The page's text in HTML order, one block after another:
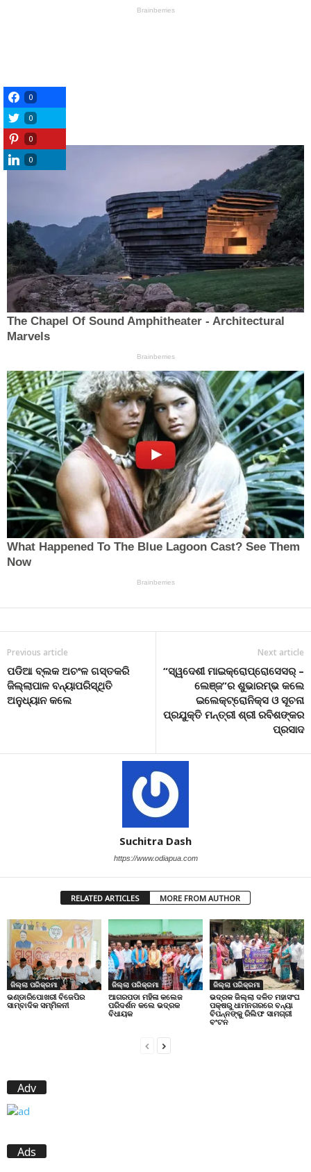
Previous article
ପଡିଆ ବ୍ଲକ ଅଚଂଳ ଗସ୍ତକରି
ଜିଲ୍ଲାପାଳ ବନ୍ୟାପରିସ୍ଥିତି
ଅନୁଧ୍ୟାନ କଲେ
Next article
“ସ୍ୱଦେଶୀ ମାଇକ୍ରୋପ୍ରୋସେସର୍‌ –
ଲେଞ୍ଜ”ର ଶୁଭାରମ୍ଭ କଲେ
ଇଲେକ୍ଟ୍ରୋନିକ୍ସ ଓ ସୂଚନା
ପ୍ରଯୁକ୍ତି ମନ୍ତ୍ରୀ ଶ୍ରୀ ରବିଶଙ୍କର
ପ୍ରସାଦ
Suchitra Dash
https://www.odiapua.com
RELATED ARTICLES MORE FROM AUTHOR
ଜିଲ୍ଲା ପରିକ୍ରମା
ଭଣ୍ଡାରିପୋଖରୀ ବିଜେପିର
ସାମ୍ବାଦିକ ସମ୍ମିଳନୀ
ଜିଲ୍ଲା ପରିକ୍ରମା
ଆଗରପଡା ମହିଳା କଲେଜ
ପରିଦର୍ଶନ କଲେ ଭଦ୍ରକ
ବିଧାୟକ
ଜିଲ୍ଲା ପରିକ୍ରମା
ଭଦ୍ରକ ଜିଲ୍ଲା ଦଳିତ ମହାସଂଘ
ପକ୍ଷରୁ ଧାମନଗରରେ ବନ୍ୟା
ବିପନ୍ନଙ୍କୁ ରିଲିଫ ସାମଗ୍ରୀ
ବଂଟନ
Adv
Ads
0
0
0
0